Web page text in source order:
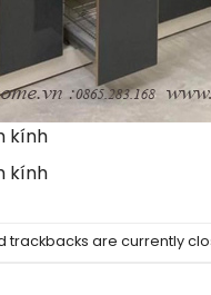
kính
kính
trackbacks are currently